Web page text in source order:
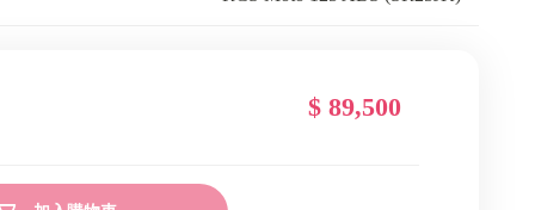
$ 89,500